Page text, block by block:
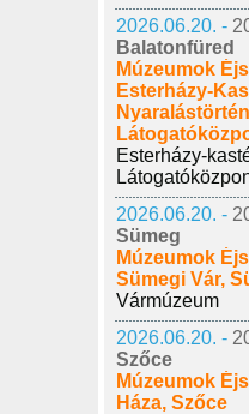
2026.06.20. -
Balatonfüred
Múzeumok
Esterházy-
Esterházy-
2026.06.20. -
Sümeg
Múzeumok
Sümegi Vár,
Vármúzeum
2026.06.20. -
Szőce
Múzeumok
Háza, Szőce